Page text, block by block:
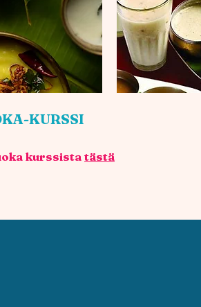
KURSSI
kurssistatästä